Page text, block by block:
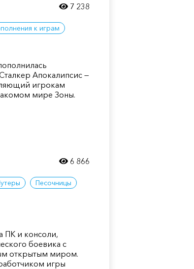
к играм
Апокалипсис —
игрокам
мире Зоны.
7 238
Песочницы
ПК и консоли,
боевика с
открытым миром.
игры
6 866